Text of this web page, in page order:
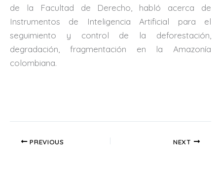
de la Facultad de Derecho, habló acerca de
Instrumentos de Inteligencia Artificial para el
seguimiento y control de la deforestación,
degradación, fragmentación en la Amazonía
colombiana.
PREVIOUS NEXT